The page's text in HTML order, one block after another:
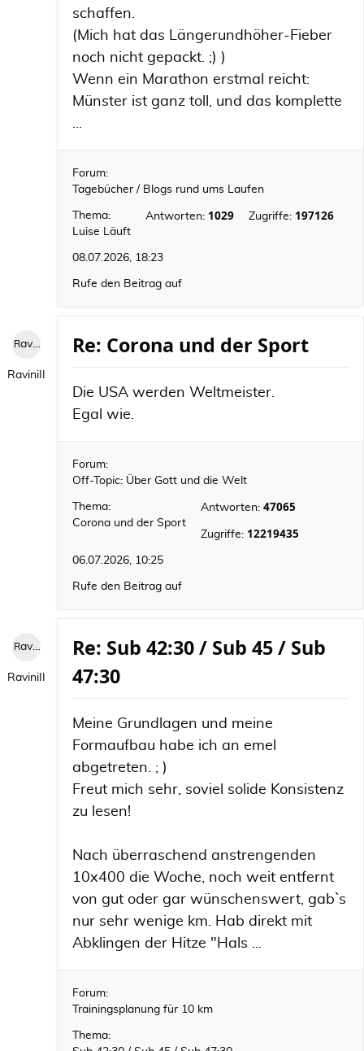
schaffen.
(Mich hat das Längerundhöher-Fieber
noch nicht gepackt. ;) )
Wenn ein Marathon erstmal reicht:
Münster ist ganz toll, und das komplette
...
Forum:
Tagebücher / Blogs rund ums Laufen
Thema:
Luise Läuft
Antworten: 1029 Zugriffe: 197126
08.07.2026, 18:23
Rufe den Beitrag auf
RaviniII
RaviniII
Re: Corona und der Sport
Die USA werden Weltmeister.
Egal wie.
Forum:
Off-Topic: Über Gott und die Welt
Thema:
Corona und der Sport
Antworten: 47065
Zugriffe: 12219435
06.07.2026, 10:25
Rufe den Beitrag auf
RaviniII
RaviniII
Re: Sub 42:30 / Sub 45 / Sub
47:30
Meine Grundlagen und meine
Formaufbau habe ich an emel
abgetreten. ; )
Freut mich sehr, soviel solide Konsistenz
zu lesen!
Nach überraschend anstrengenden
10x400 die Woche, noch weit entfernt
von gut oder gar wünschenswert, gabˋs
nur sehr wenige km. Hab direkt mit
Abklingen der Hitze "Hals ...
Forum:
Trainingsplanung für 10 km
Thema: